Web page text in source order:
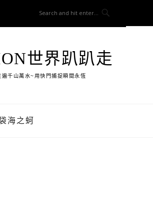
世界趴趴走
遍千山萬水~用快門捕捉瞬間永恆
海之蚵